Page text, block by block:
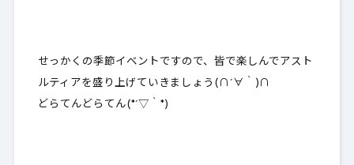
せっかくの季節イベントですので、皆で楽しんでアスト
ルティアを盛り上げていきましょう(∩´∀｀)∩
どらてんどらてん(*´▽｀*)